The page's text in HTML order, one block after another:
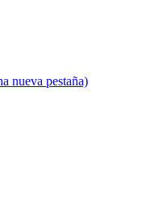
nueva pestaña)